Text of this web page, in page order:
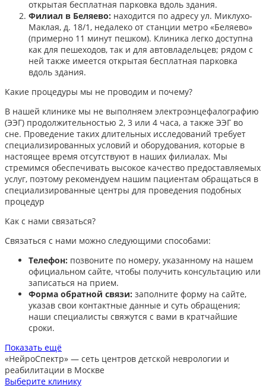
открытая бесплатная парковка вдоль здания.
Филиал в Беляево: находится по адресу ул. Миклухо-
Маклая, д. 18/1, недалеко от станции метро «Беляево»
(примерно 11 минут пешком). Клиника легко доступна
как для пешеходов, так и для автовладельцев; рядом с
ней также имеется открытая бесплатная парковка
вдоль здания.
Какие процедуры мы не проводим и почему?
В нашей клинике мы не выполняем электроэнцефалографию
(ЭЭГ) продолжительностью 2, 3 или 4 часа, а также ЭЭГ во
сне. Проведение таких длительных исследований требует
специализированных условий и оборудования, которые в
настоящее время отсутствуют в наших филиалах. Мы
стремимся обеспечивать высокое качество предоставляемых
услуг, поэтому рекомендуем нашим пациентам обращаться в
специализированные центры для проведения подобных
процедур
Как с нами связаться?
Связаться с нами можно следующими способами:​
Телефон: позвоните по номеру, указанному на нашем
официальном сайте, чтобы получить консультацию или
записаться на прием.​
Форма обратной связи: заполните форму на сайте,
указав свои контактные данные и суть обращения;
наши специалисты свяжутся с вами в кратчайшие
сроки.​
Показать ещё
«НейроСпектр» — сеть центров детской неврологии и
реабилитации в Москве
Выберите клинику